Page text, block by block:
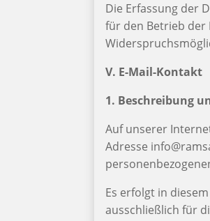
Die Erfassung der
für den Betrieb der
V. E-Mail-Kontakt
1. Beschreibung
Auf unserer
Adresse
Es erfolgt in
ausschließlich für